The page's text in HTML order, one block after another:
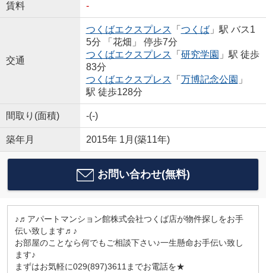
賃料 -
交通
つくばエクスプレス 「 つくば」駅 バス1
5分 「花畑」 停歩7分
つくばエクスプレス 「 研究学園 」駅 徒歩
83分
つくばエクスプレス 「 万博記念公園 」
駅 徒歩128分
間取り(面積) -(-)
築年月 2015年 1月(築11年)
お問い合わせ(無料)
♪♬アパートマンション館株式会社つくば店が物件探しをお手
伝い致します♬♪
お部屋のことなら何でもご相談下さい♪一生懸命お手伝い致し
ます♪
まずはお気軽に029(897)3611までお電話を★